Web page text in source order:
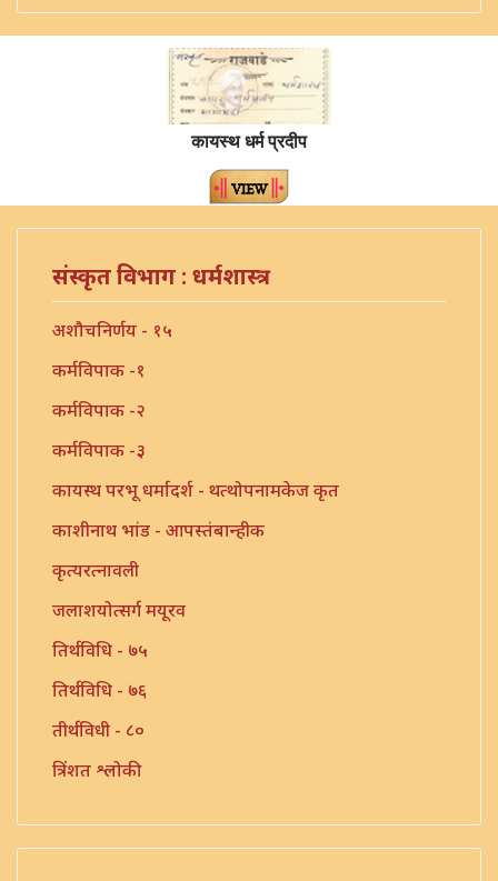
कायस्थ धर्म प्रदीप
संस्कृत विभाग : धर्मशास्त्र
अशौचनिर्णय - १५
कर्मविपाक -१
कर्मविपाक -२
कर्मविपाक -३
कायस्थ परभू धर्मादर्श - थत्थोपनामकेज कृत
काशीनाथ भांड - आपस्तंबान्हीक
कृत्यरत्नावली
जलाशयोत्सर्ग मयूरव
तिर्थविधि - ७५
तिर्थविधि - ७६
तीर्थविधी - ८०
त्रिंशत श्लोकी
नारायण - धर्मप्रवृत्ती